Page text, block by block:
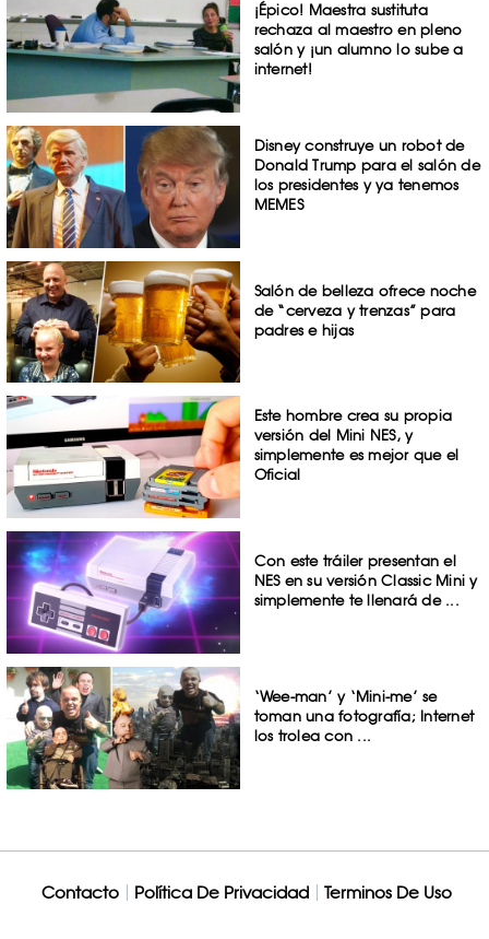
¡Épico! Maestra sustituta
rechaza al maestro en pleno
salón y ¡un alumno lo sube a
internet!
Disney construye un robot de
Donald Trump para el salón de
los presidentes y ya tenemos
MEMES
Salón de belleza ofrece noche
de “cerveza y trenzas” para
padres e hijas
Este hombre crea su propia
versión del Mini NES, y
simplemente es mejor que el
Oficial
Con este tráiler presentan el
NES en su versión Classic Mini y
simplemente te llenará de ...
‘Wee-man’ y ‘Mini-me’ se
toman una fotografía; Internet
los trolea con ...
Contacto Política De Privacidad Terminos De Uso